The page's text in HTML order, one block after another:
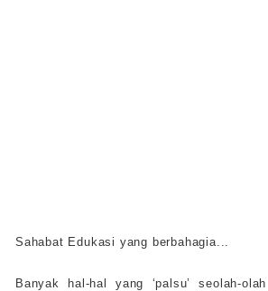
Sahabat Edukasi yang berbahagia...
Banyak hal-hal yang ‘palsu’ seolah-